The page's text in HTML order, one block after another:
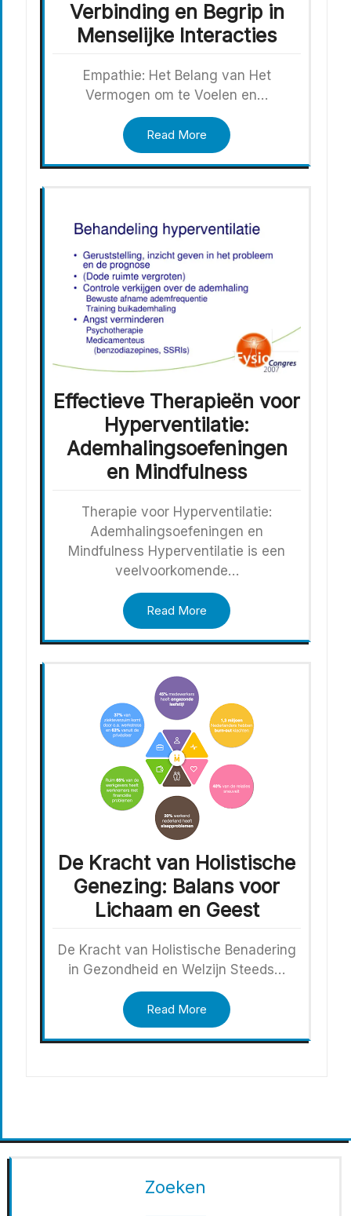
Verbinding en Begrip in
Menselijke Interacties
Empathie: Het Belang van Het
Vermogen om te Voelen en…
Read More
Effectieve Therapieën voor
Hyperventilatie:
Ademhalingsoefeningen
en Mindfulness
Therapie voor Hyperventilatie:
Ademhalingsoefeningen en
Mindfulness Hyperventilatie is een
veelvoorkomende…
Read More
De Kracht van Holistische
Genezing: Balans voor
Lichaam en Geest
De Kracht van Holistische Benadering
in Gezondheid en Welzijn Steeds…
Read More
Zoeken